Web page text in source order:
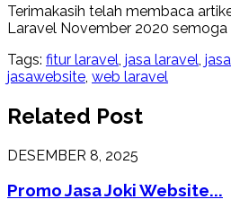
Terimakasih telah membaca
Laravel November 2020
Tags: fitur laravel, jasa laravel,
jasawebsite, web laravel
Related Post
DESEMBER 8, 2025
Promo Jasa Joki Website...